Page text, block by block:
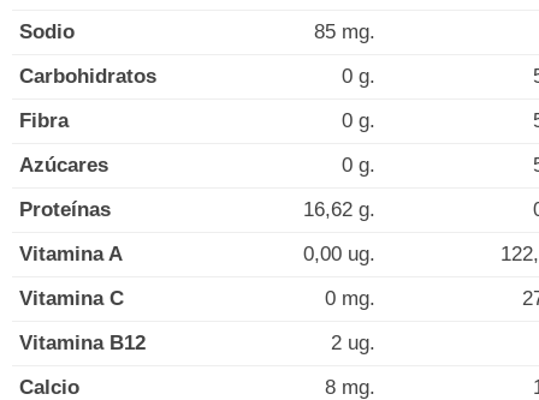
Sodio
85 mg.
Carbohidratos
0 g.
Fibra
0 g.
Azúcares
0 g.
Proteínas
16,62 g.
Vitamina A
0,00 ug.
Vitamina C
0 mg.
Vitamina B12
2 ug.
Calcio
8 mg.